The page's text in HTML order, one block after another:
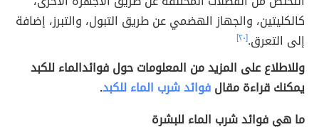
كالكليتين، والجهاز الهضمي عن طريق التبول، والتبرز، إضافة
إلى التعرق.[٢٠]
وللاطلاع على المزيد من المعلومات حول فوائدالماء للكبد
يمكنك قراءة مقالفوائد شرب الماء للكبد.
ما هي فوائد شرب الماء للبشرة